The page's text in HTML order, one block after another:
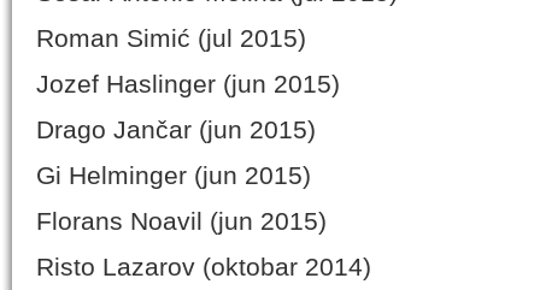
Roman Simić (jul 2015)
Jozef Haslinger (jun 2015)
Drago Jančar (jun 2015)
Gi Helminger (jun 2015)
Florans Noavil (jun 2015)
Risto Lazarov (oktobar 2014)